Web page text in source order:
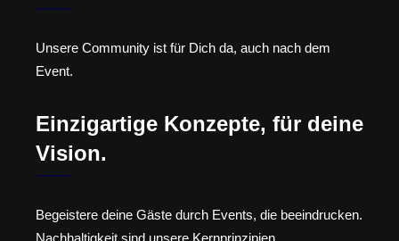
Unsere Community ist für Dich da, auch nach dem
Event.
Einzigartige Konzepte, für deine
Vision.
Begeistere deine Gäste durch Events, die beeindrucken.
Nachhaltigkeit sind unsere Kernprinzipien.